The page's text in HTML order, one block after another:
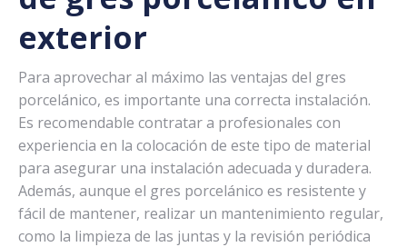
exterior
Para aprovechar al máximo las ventajas del gres
porcelánico, es importante una correcta instalación.
Es recomendable contratar a profesionales con
experiencia en la colocación de este tipo de material
para asegurar una instalación adecuada y duradera.
Además, aunque el gres porcelánico es resistente y
fácil de mantener, realizar un mantenimiento regular,
como la limpieza de las juntas y la revisión periódica